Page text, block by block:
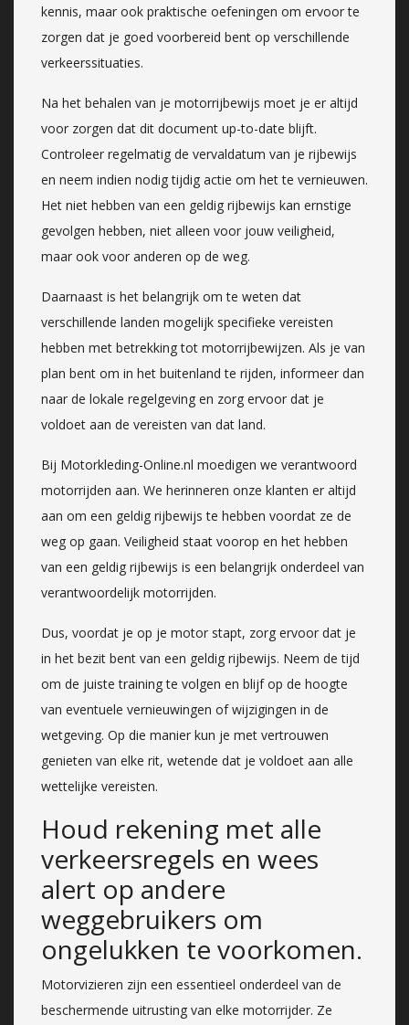
kennis, maar ook praktische oefeningen om ervoor te
zorgen dat je goed voorbereid bent op verschillende
verkeerssituaties.
Na het behalen van je motorrijbewijs moet je er altijd
voor zorgen dat dit document up-to-date blijft.
Controleer regelmatig de vervaldatum van je rijbewijs
en neem indien nodig tijdig actie om het te vernieuwen.
Het niet hebben van een geldig rijbewijs kan ernstige
gevolgen hebben, niet alleen voor jouw veiligheid,
maar ook voor anderen op de weg.
Daarnaast is het belangrijk om te weten dat
verschillende landen mogelijk specifieke vereisten
hebben met betrekking tot motorrijbewijzen. Als je van
plan bent om in het buitenland te rijden, informeer dan
naar de lokale regelgeving en zorg ervoor dat je
voldoet aan de vereisten van dat land.
Bij Motorkleding-Online.nl moedigen we verantwoord
motorrijden aan. We herinneren onze klanten er altijd
aan om een geldig rijbewijs te hebben voordat ze de
weg op gaan. Veiligheid staat voorop en het hebben
van een geldig rijbewijs is een belangrijk onderdeel van
verantwoordelijk motorrijden.
Dus, voordat je op je motor stapt, zorg ervoor dat je
in het bezit bent van een geldig rijbewijs. Neem de tijd
om de juiste training te volgen en blijf op de hoogte
van eventuele vernieuwingen of wijzigingen in de
wetgeving. Op die manier kun je met vertrouwen
genieten van elke rit, wetende dat je voldoet aan alle
wettelijke vereisten.
Houd rekening met alle
verkeersregels en wees
alert op andere
weggebruikers om
ongelukken te voorkomen.
Motorvizieren zijn een essentieel onderdeel van de
beschermende uitrusting van elke motorrijder. Ze